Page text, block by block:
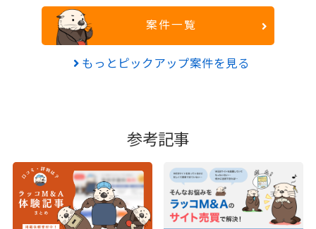
案件一覧
もっとピックアップ案件を見る
参考記事